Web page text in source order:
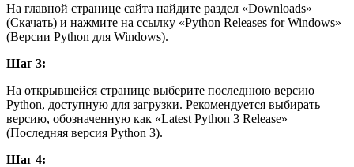
На главной странице сайта найдите раздел «Downloads»
(Скачать) и нажмите на ссылку «Python Releases for Windows»
(Версии Python для Windows).
Шаг 3:
На открывшейся странице выберите последнюю версию
Python, доступную для загрузки. Рекомендуется выбирать
версию, обозначенную как «Latest Python 3 Release»
(Последняя версия Python 3).
Шаг 4: